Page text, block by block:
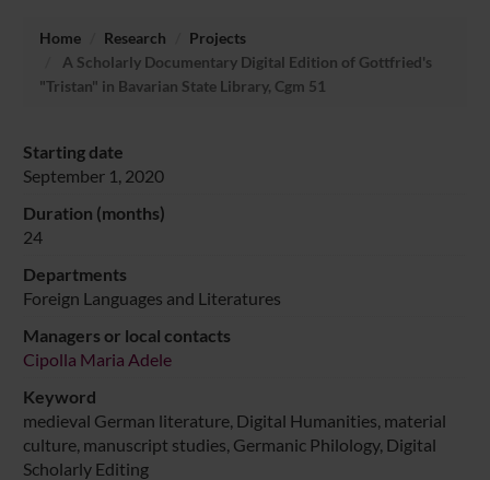
Home Research
Projects
A Scholarly Documentary Digital Edition of Gottfried's
"Tristan" in Bavarian State Library, Cgm 51
Starting date
September 1, 2020
Duration (months)
24
Departments
Foreign Languages and Literatures
Managers or local contacts
Cipolla Maria Adele
Keyword
medieval German literature, Digital Humanities, material
culture, manuscript studies, Germanic Philology, Digital
Scholarly Editing